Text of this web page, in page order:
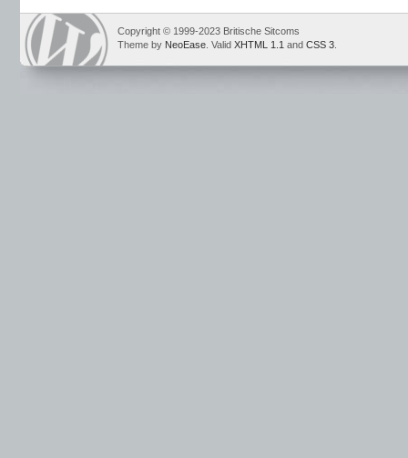
Copyright © 1999-2023 Britische Sitcoms
Theme by NeoEase . Valid XHTML 1.1 and CSS 3